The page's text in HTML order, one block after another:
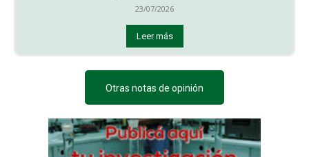
23/07/2026
Leer más
Otras notas de opinión